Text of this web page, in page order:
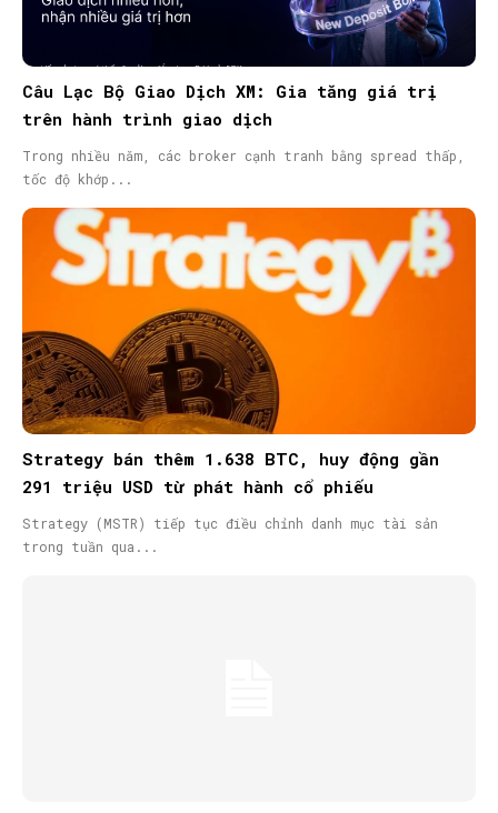
Câu Lạc Bộ Giao Dịch XM: Gia tăng giá trị
trên hành trình giao dịch
Trong nhiều năm, các broker cạnh tranh bằng spread thấp,
tốc độ khớp...
Strategy bán thêm 1.638 BTC, huy động gần
291 triệu USD từ phát hành cổ phiếu
Strategy (MSTR) tiếp tục điều chỉnh danh mục tài sản
trong tuần qua...